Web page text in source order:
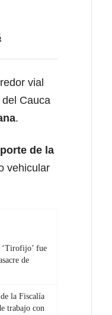
vial
Cauca
.
de la
vehicular
‘Tirofijo’ fue
de
la Fiscalía
trabajo con